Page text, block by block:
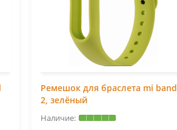
Ремешок для браслета mi band
2, зелёный